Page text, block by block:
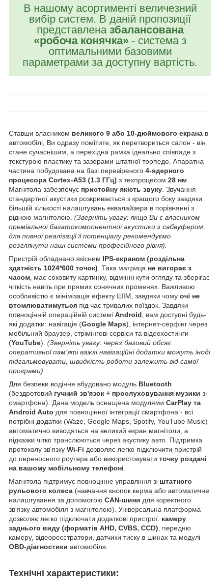
В нашому асортименті величезний
вибір систем. В даній пропозиції
представлена збалансована
«робоча конячка»- система з
оптимальними базовими
параметрами за доступну вартість.
Ставши власником великого 9 або 10-дюймового екрана в
автомобілі, Ви одразу помітите, як перетвориться салон - він
стане сучаснішим, а перехідна рамка ідеально співпаде з
текстурою пластику та зазорами штатної торпедо. Апаратна
частина побудована на базі перевіреного 4-ядерного
процесора Cortex-A53 (1.3 ГГц) з техпроцесом 28 нм.
Магнітола забезпечує пристойну якість звуку. Звучання
стандартної акустики розкривається з кращого боку завдяки
більшій кількості налаштувань еквалайзера в порівнянні з
рідною магнітолою. (Зверніть увагу: якщо Ви є власником
преміальної багатокомпонентної акустики з сабвуфером,
для повної реалізації її потенціалу рекомендуємо
розглянути наші системи професійного рівня).
Пристрій обладнано якісним IPS-екраном (роздільна
здатність 1024*600 точок). Така матриця не вигорає з
часом, має соковиту картинку, відмінні кути огляду та зберігає
чіткість навіть при прямих сонячних променях. Важливою
особливістю є мінімізація ефекту ШІМ, завдяки чому очі не
втомлюватимуться під час тривалих поїздок. Завдяки
повноцінній операційній системі Android, вам доступні будь-
які додатки: навігація (Google Maps), інтернет-серфінг через
мобільний браузер, стрімінгові сервіси та відеохостинги
(YouTube). (Зверніть увагу: через базовий обсяг
оперативної пам'яті важкі навігаційні додатки можуть іноді
підгальмовувати, швидкість роботи залежить від самої
програми).
Для безпеки водіння вбудовано модуль Bluetooth
(бездротовий гучний зв'язок + прослуховування музики зі
смартфона). Дана модель оснащена модулями CarPlay та
Android Auto для повноцінної інтеграції смартфона - всі
потрібні додатки (Waze, Google Maps, Spotify, YouTube Music)
автоматично виводяться на великий екран магнітоли, а
підказки чітко транслюються через акустику авто. Підтримка
протоколу зв'язку Wi-Fi дозволяє легко підключити пристрій
до переносного роутера або використовувати точку роздачі
на вашому мобільному телефоні.
Магнітола підтримує повноцінне управління зі штатного
рульового колеса (навчання кнопок керма або автоматичне
налаштування за допомогою CAN-шини для коректного
зв'язку автомобіля з магнітолою). Універсальна платформа
дозволяє легко підключати додаткові пристрої: камеру
заднього виду (форматів AHD, CVBS, CCD), передню
камеру, відеореєстратори, датчики тиску в шинах та модулі
OBD-діагностики автомобіля.
Технічні характеристики: